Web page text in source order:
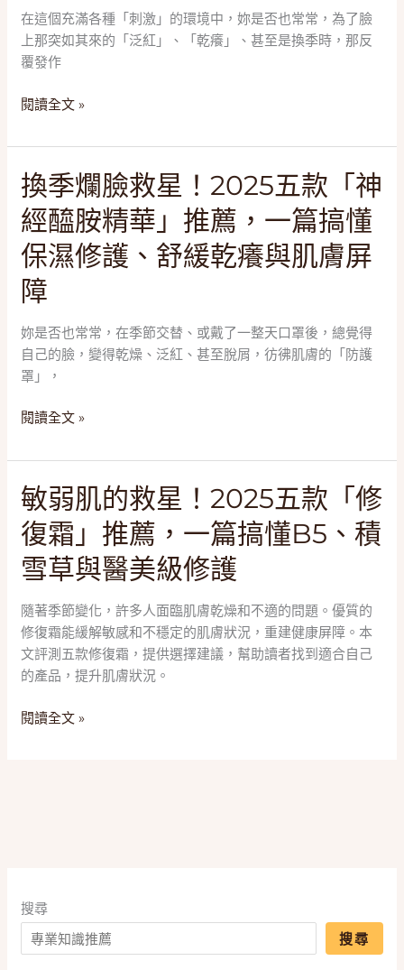
搞
懂
冷
法、
與
乳
清
蛋
白
在這個充滿各種「刺激」的環境中，妳是否也常常，為了臉
上那突如其來的「泛紅」、「乾癢」、甚至是換季時，那反
覆發作
膚
OK
繃」！
2025
五
用
霜」
推
薦，
一
篇
搞
懂
B5、
積
草
泛
紅
閱讀全文 »
換季爛臉救星！2025五款「神
經醯胺精華」推薦，一篇搞懂
保濕修護、舒緩乾癢與肌膚屏
障
妳是否也常常，在季節交替、或戴了一整天口罩後，總覺得
自己的臉，變得乾燥、泛紅、甚至脫屑，彷彿肌膚的「防護
罩」，
換
季
爛
臉
救
星！
2025
五
款
「神
醯
精
推
薦，
一
篇
懂
保
濕
修
舒
閱讀全文 »
敏弱肌的救星！2025五款「修
復霜」推薦，一篇搞懂B5、積
雪草與醫美級修護
隨著季節變化，許多人面臨肌膚乾燥和不適的問題。優質的
修復霜能緩解敏感和不穩定的肌膚狀況，重建健康屏障。本
文評測五款修復霜，提供選擇建議，幫助讀者找到適合自己
的產品，提升肌膚狀況。
敏
弱
肌
的
救
2025
五
款
「修
復
霜」
積
雪
草
閱讀全文 »
搜尋
搜尋